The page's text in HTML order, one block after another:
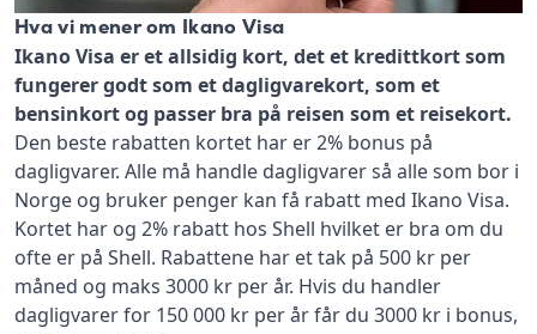
Hva vi mener om Ikano Visa
Ikano Visa er et allsidig kort, det et kredittkort som
fungerer godt som et dagligvarekort, som et
bensinkort og passer bra på reisen som et reisekort.
Den beste rabatten kortet har er 2% bonus på
dagligvarer. Alle må handle dagligvarer så alle som bor i
Norge og bruker penger kan få rabatt med Ikano Visa.
Kortet har og 2% rabatt hos Shell hvilket er bra om du
ofte er på Shell. Rabattene har et tak på 500 kr per
måned og maks 3000 kr per år. Hvis du handler
dagligvarer for 150 000 kr per år får du 3000 kr i bonus,